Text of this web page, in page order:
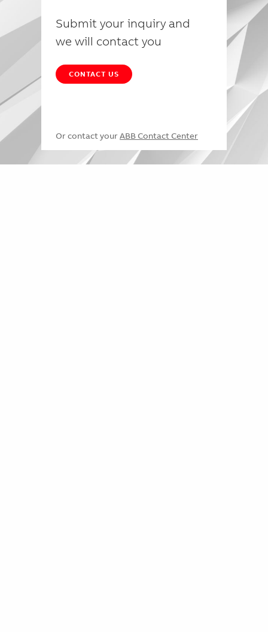
Submit your inquiry and
we will contact you
CONTACT US
Or contact your ABB Contact Center